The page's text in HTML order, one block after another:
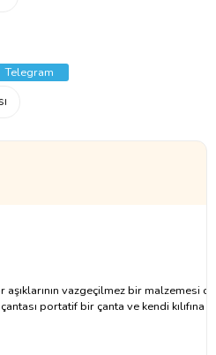
Telegram
vazgeçilmez bir malzemesi
portatif bir çanta ve kendi